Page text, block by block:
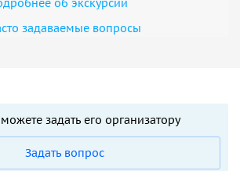
задаваемые вопросы
задать его организатору
Задать вопрос